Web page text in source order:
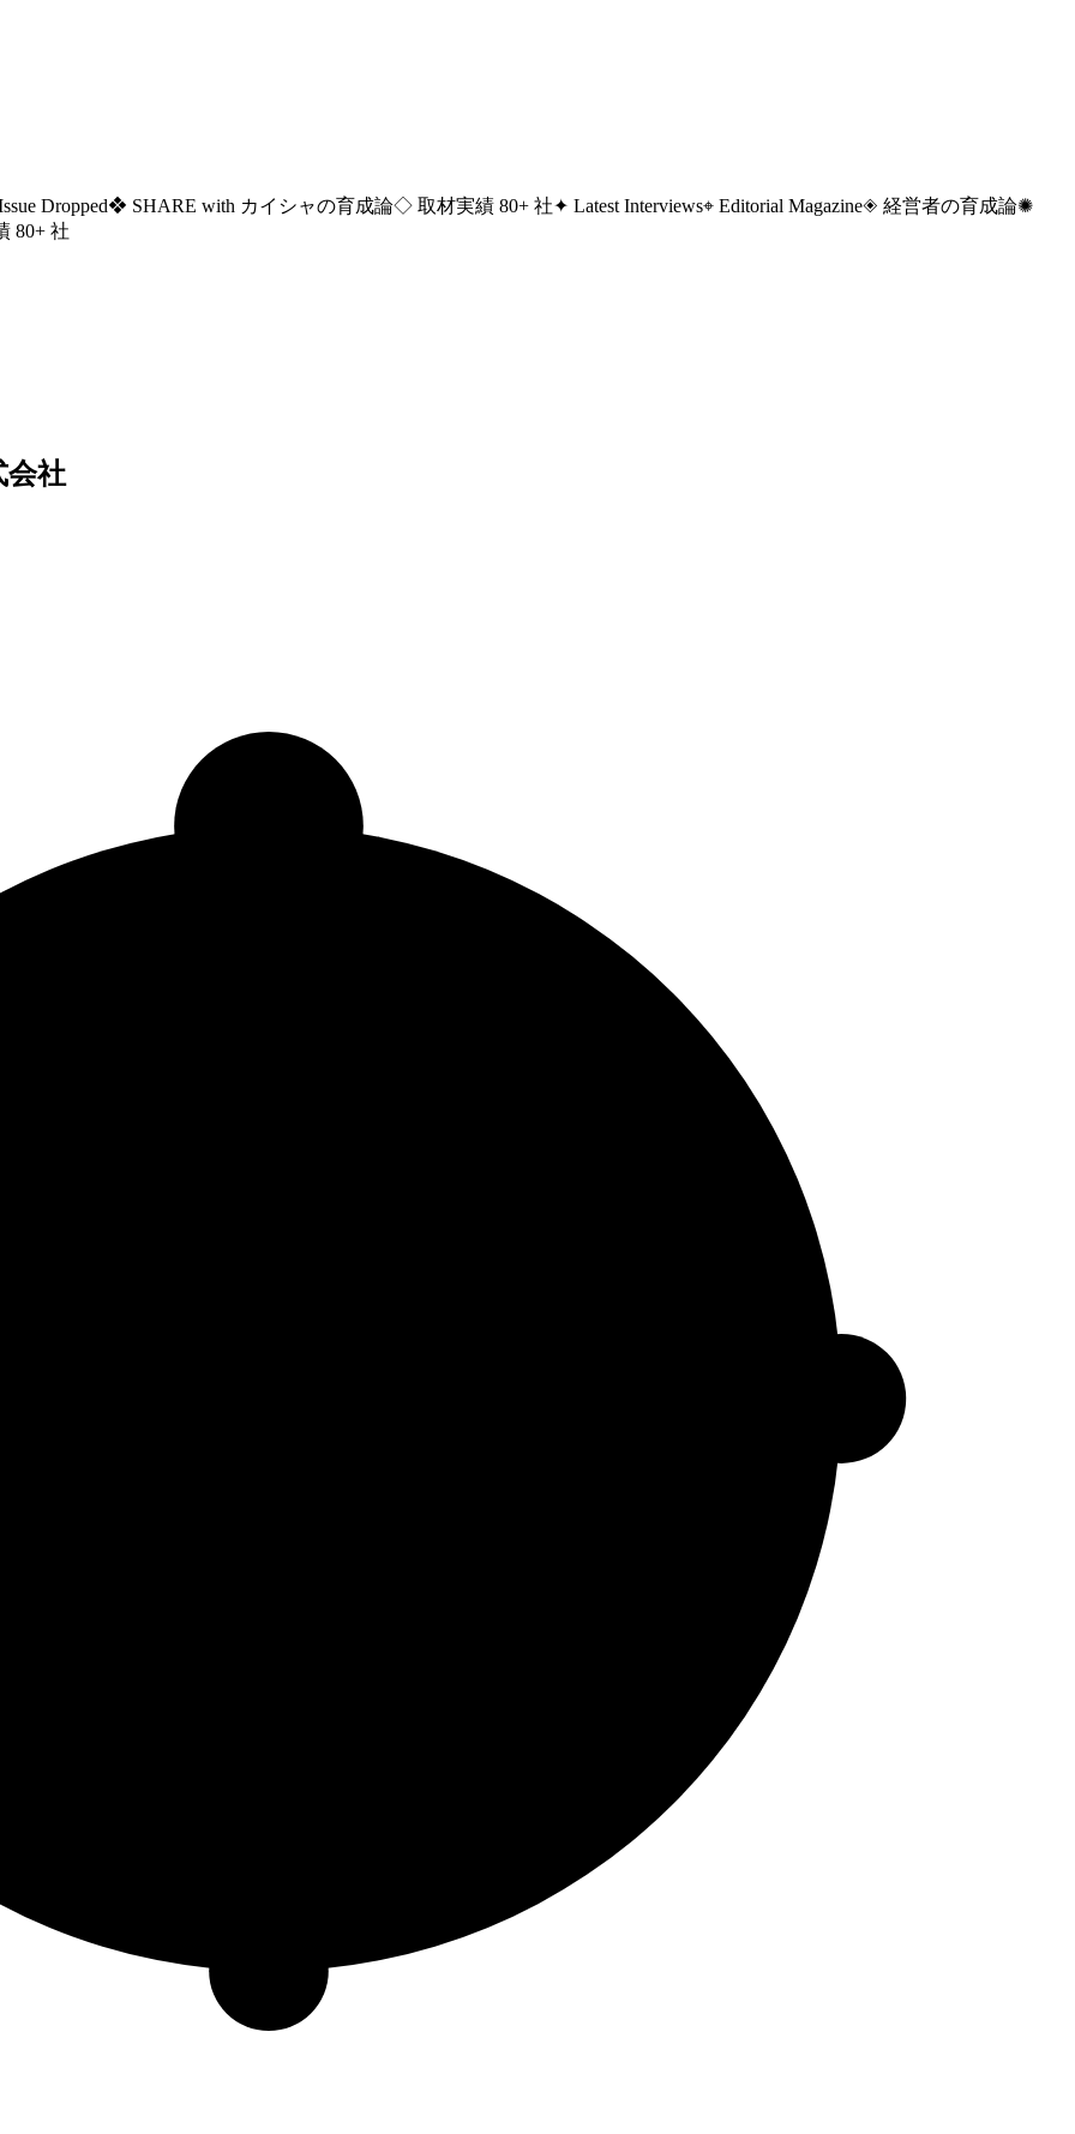
Dropped❖ SHARE with カイシャの育成論◇ 取材実績 80+ 社✦ Latest Interviews⌖ Editorial Magazine◈ 経営者の育成論✺
80+ 社
会社